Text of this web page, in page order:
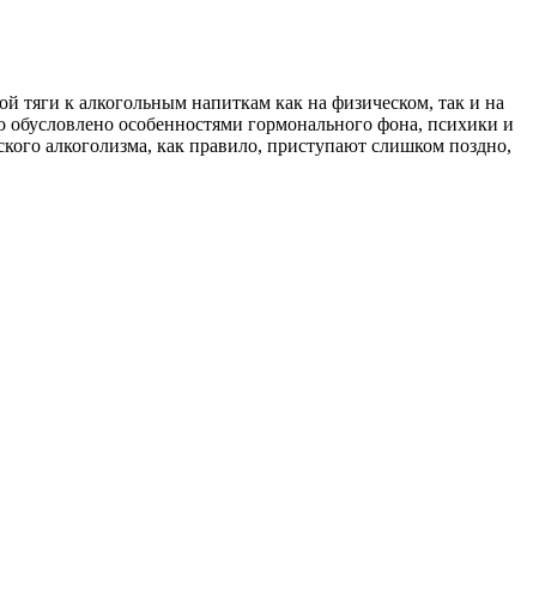
тяги к алкогольным напиткам как на физическом, так и на
обусловлено особенностями гормонального фона, психики и
алкоголизма, как правило, приступают слишком поздно,